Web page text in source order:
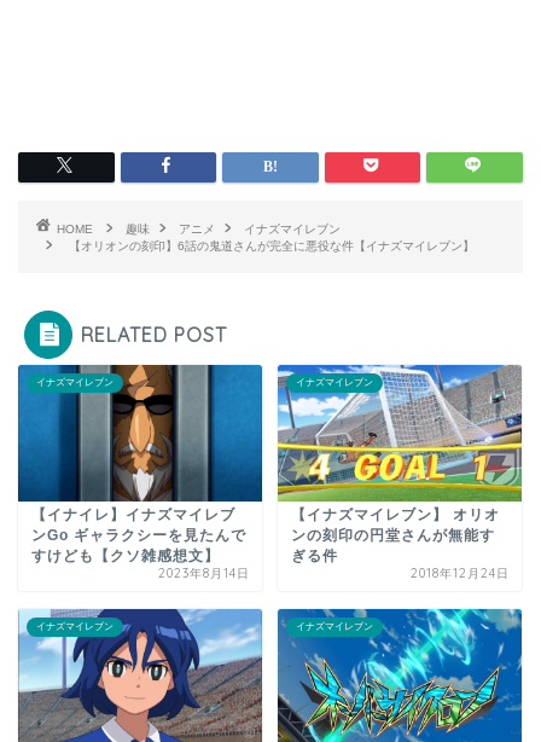
HOME 趣味 アニメ
イナズマイレブン
【オリオンの刻印】6話の鬼道さんが完全に悪役な件【イナズマイレブン】
RELATED POST
イナズマイレブン
【イナイレ】イナズマイレブ
ンGo ギャラクシーを見たんで
すけども【クソ雑感想文】
2023年8月14日
イナズマイレブン
【イナズマイレブン】 オリオ
ンの刻印の円堂さんが無能す
ぎる件
2018年12月24日
イナズマイレブン イナズマイレブン